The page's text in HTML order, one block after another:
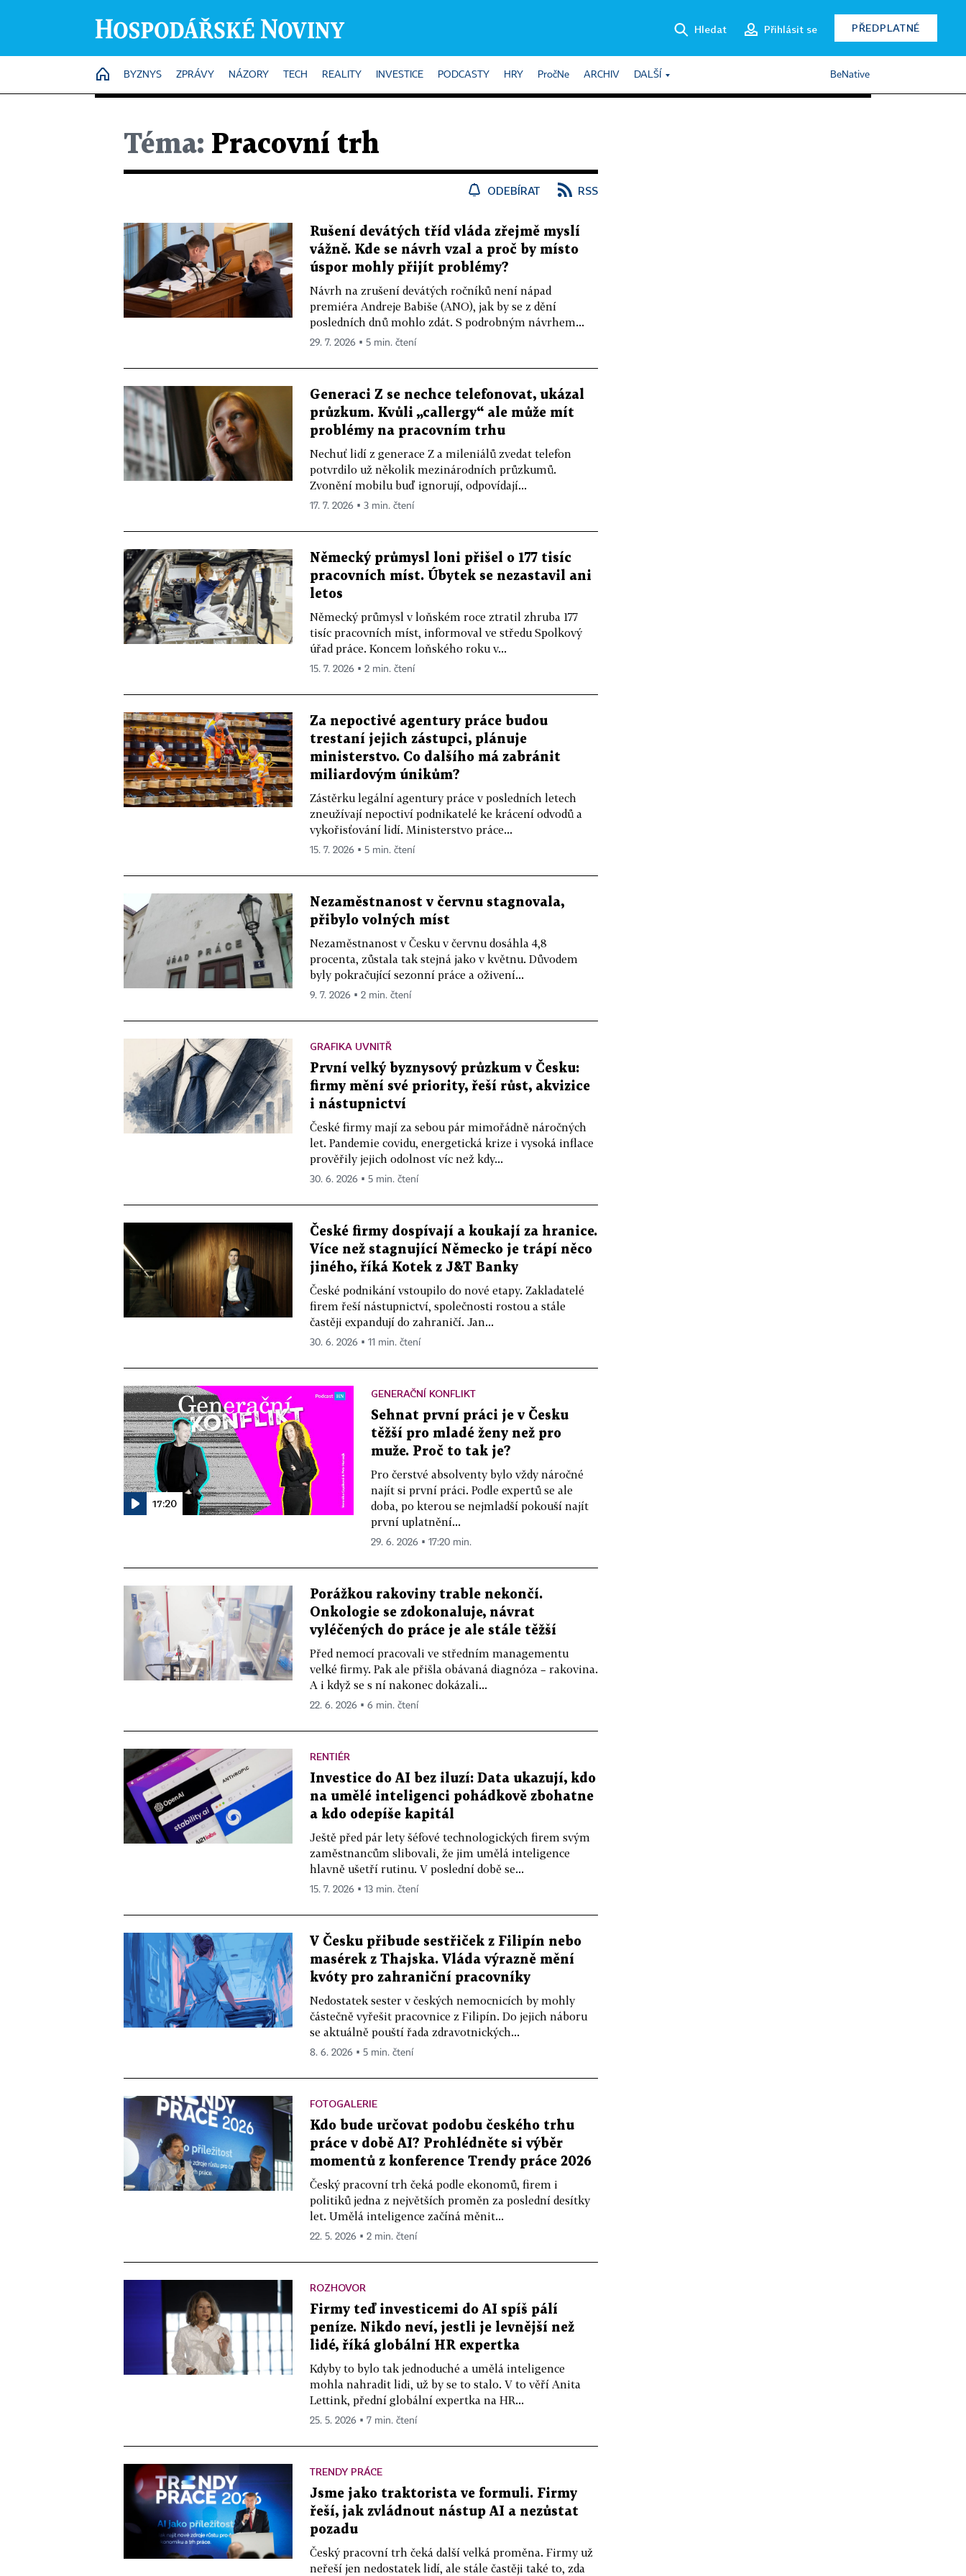
Hledat Přihlásit se PŘEDPLATNÉ
HOME
BYZNYS ZPRÁVY NÁZORY TECH REALITY INVESTICE PODCASTY HRY PročNe ARCHIV DALŠÍ BeNative
Téma: Pracovní trh
ODEBÍRAT RSS
Rušení devátých tříd vláda zřejmě myslí
vážně. Kde se návrh vzal a proč by místo
úspor mohly přijít problémy?
Návrh na zrušení devátých ročníků není nápad
premiéra Andreje Babiše (ANO), jak by se z dění
posledních dnů mohlo zdát. S podrobným návrhem...
29. 7. 2026 ▪ 5 min. čtení
Generaci Z se nechce telefonovat, ukázal
průzkum. Kvůli „callergy“ ale může mít
problémy na pracovním trhu
Nechuť lidí z generace Z a mileniálů zvedat telefon
potvrdilo už několik mezinárodních průzkumů.
Zvonění mobilu buď ignorují, odpovídají...
17. 7. 2026 ▪ 3 min. čtení
Německý průmysl loni přišel o 177 tisíc
pracovních míst. Úbytek se nezastavil ani
letos
Německý průmysl v loňském roce ztratil zhruba 177
tisíc pracovních míst, informoval ve středu Spolkový
úřad práce. Koncem loňského roku v...
15. 7. 2026 ▪ 2 min. čtení
Za nepoctivé agentury práce budou
trestaní jejich zástupci, plánuje
ministerstvo. Co dalšího má zabránit
miliardovým únikům?
Zástěrku legální agentury práce v posledních letech
zneužívají nepoctiví podnikatelé ke krácení odvodů a
vykořisťování lidí. Ministerstvo práce...
15. 7. 2026 ▪ 5 min. čtení
Nezaměstnanost v červnu stagnovala,
přibylo volných míst
Nezaměstnanost v Česku v červnu dosáhla 4,8
procenta, zůstala tak stejná jako v květnu. Důvodem
byly pokračující sezonní práce a oživení...
9. 7. 2026 ▪ 2 min. čtení
GRAFIKA UVNITŘ
První velký byznysový průzkum v Česku:
firmy mění své priority, řeší růst, akvizice
i nástupnictví
České firmy mají za sebou pár mimořádně náročných
let. Pandemie covidu, energetická krize i vysoká inflace
prověřily jejich odolnost víc než kdy...
30. 6. 2026 ▪ 5 min. čtení
České firmy dospívají a koukají za hranice.
Více než stagnující Německo je trápí něco
jiného, říká Kotek z J&T Banky
České podnikání vstoupilo do nové etapy. Zakladatelé
firem řeší nástupnictví, společnosti rostou a stále
častěji expandují do zahraničí. Jan...
30. 6. 2026 ▪ 11 min. čtení
17:20
GENERAČNÍ KONFLIKT
Sehnat první práci je v Česku
těžší pro mladé ženy než pro
muže. Proč to tak je?
Pro čerstvé absolventy bylo vždy náročné
najít si první práci. Podle expertů se ale
doba, po kterou se nejmladší pokouší najít
první uplatnění...
29. 6. 2026 ▪ 17:20 min.
Porážkou rakoviny trable nekončí.
Onkologie se zdokonaluje, návrat
vyléčených do práce je ale stále těžší
Před nemocí pracovali ve středním managementu
velké firmy. Pak ale přišla obávaná diagnóza – rakovina.
A i když se s ní nakonec dokázali...
22. 6. 2026 ▪ 6 min. čtení
RENTIÉR
Investice do AI bez iluzí: Data ukazují, kdo
na umělé inteligenci pohádkově zbohatne
a kdo odepíše kapitál
Ještě před pár lety šéfové technologických firem svým
zaměstnancům slibovali, že jim umělá inteligence
hlavně ušetří rutinu. V poslední době se...
15. 7. 2026 ▪ 13 min. čtení
V Česku přibude sestřiček z Filipín nebo
masérek z Thajska. Vláda výrazně mění
kvóty pro zahraniční pracovníky
Nedostatek sester v českých nemocnicích by mohly
částečně vyřešit pracovnice z Filipín. Do jejich náboru
se aktuálně pouští řada zdravotnických...
8. 6. 2026 ▪ 5 min. čtení
FOTOGALERIE
Kdo bude určovat podobu českého trhu
práce v době AI? Prohlédněte si výběr
momentů z konference Trendy práce 2026
Český pracovní trh čeká podle ekonomů, firem i
politiků jedna z největších proměn za poslední desítky
let. Umělá inteligence začíná měnit...
22. 5. 2026 ▪ 2 min. čtení
ROZHOVOR
Firmy teď investicemi do AI spíš pálí
peníze. Nikdo neví, jestli je levnější než
lidé, říká globální HR expertka
Kdyby to bylo tak jednoduché a umělá inteligence
mohla nahradit lidi, už by se to stalo. V to věří Anita
Lettink, přední globální expertka na HR...
25. 5. 2026 ▪ 7 min. čtení
TRENDY PRÁCE
Jsme jako traktorista ve formuli. Firmy
řeší, jak zvládnout nástup AI a nezůstat
pozadu
Český pracovní trh čeká další velká proměna. Firmy už
neřeší jen nedostatek lidí, ale stále častěji také to, zda